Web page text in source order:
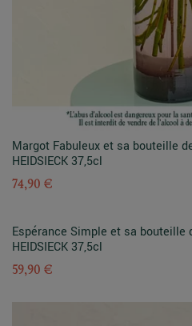
Margot Fabuleux et sa bouteille
HEIDSIECK 37,5cl
74,90 €
Espérance Simple et sa bouteille
HEIDSIECK 37,5cl
59,90 €